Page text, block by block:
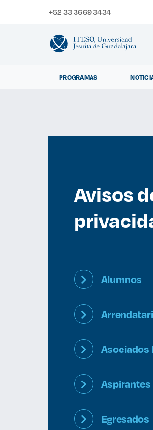
+52 33 3669 3434
PROGRAMAS
Avisos
Alumnos
Asociados
Aspirantes
Egresados